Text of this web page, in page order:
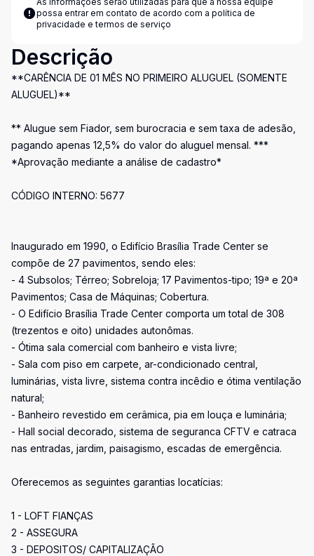
possa entrar em contato de acordo com a política de
privacidade e termos de serviço
Descrição
**CARÊNCIA DE 01 MÊS NO PRIMEIRO ALUGUEL (SOMENTE
ALUGUEL)**
** Alugue sem Fiador, sem burocracia e sem taxa de adesão,
pagando apenas 12,5% do valor do aluguel mensal. ***
*Aprovação mediante a análise de cadastro*
CÓDIGO INTERNO: 5677
Inaugurado em 1990, o Edifício Brasília Trade Center se
compõe de 27 pavimentos, sendo eles:
- 4 Subsolos; Térreo; Sobreloja; 17 Pavimentos-tipo; 19ª e 20ª
Pavimentos; Casa de Máquinas; Cobertura.
- O Edifício Brasília Trade Center comporta um total de 308
(trezentos e oito) unidades autonômas.
- Ótima sala comercial com banheiro e vista livre;
- Sala com piso em carpete, ar-condicionado central,
luminárias, vista livre, sistema contra incêdio e ótima ventilação
natural;
- Banheiro revestido em cerâmica, pia em louça e luminária;
- Hall social decorado, sistema de seguranca CFTV e catraca
nas entradas, jardim, paisagismo, escadas de emergência.
Oferecemos as seguintes garantias locatícias:
1 - LOFT FIANÇAS
2 - ASSEGURA
3 - DEPOSITOS/ CAPITALIZAÇÃO